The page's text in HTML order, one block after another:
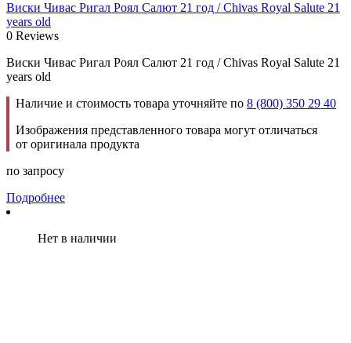
Виски Чивас Ригал Роял Салют 21 год / Chivas Royal Salute 21
years old
0 Reviews
Виски Чивас Ригал Роял Салют 21 год / Chivas Royal Salute 21
years old
Наличие и стоимость товара уточняйте по 8 (800) 350 29 40
Изображения представленного товара могут отличаться
от оригинала продукта
по запросу
Подробнее
Нет в наличии